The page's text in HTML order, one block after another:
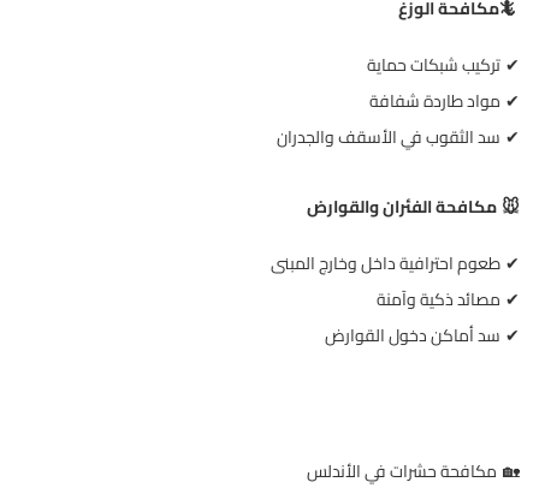
🦎مكافحة الوزغ
✔ تركيب شبكات حماية
✔ مواد طاردة شفافة
✔ سد الثقوب في الأسقف والجدران
🐭 مكافحة الفئران والقوارض
✔ طعوم احترافية داخل وخارج المبنى
✔ مصائد ذكية وآمنة
✔ سد أماكن دخول القوارض
🏡 مكافحة حشرات في الأندلس